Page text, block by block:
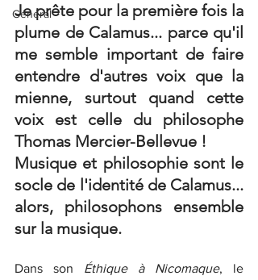
Général
Je prête pour la première fois la
plume de Calamus... parce qu'il
me semble important de faire
entendre d'autres voix que la
mienne, surtout quand cette
voix est celle du philosophe
Thomas Mercier-Bellevue !
Musique et philosophie sont le
socle de l'identité de Calamus...
alors, philosophons ensemble
sur la musique.
Dans son Éthique à Nicomaque, le